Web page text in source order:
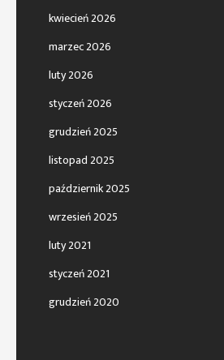
kwiecień 2026
marzec 2026
luty 2026
styczeń 2026
grudzień 2025
listopad 2025
październik 2025
wrzesień 2025
luty 2021
styczeń 2021
grudzień 2020